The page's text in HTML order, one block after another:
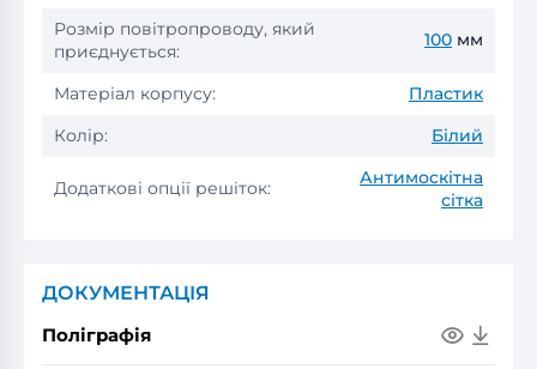
Розмір повітропроводу, який
приєднується:
100 мм
Матеріал корпусу:
Пластик
Колір:
Білий
Додаткові опції решіток:
Антимоскітна
сітка
ДОКУМЕНТАЦІЯ
Поліграфія